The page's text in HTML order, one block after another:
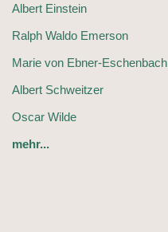
Albert Einstein
Ralph Waldo Emerson
Marie von Ebner-Eschenbach
Albert Schweitzer
Oscar Wilde
mehr...